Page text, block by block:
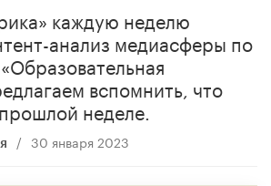
каждую неделю
анализ медиасферы по
вспомнить, что
неделе.
/ 30 января 2023